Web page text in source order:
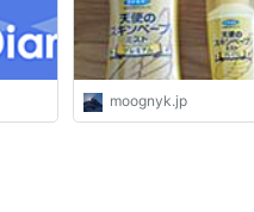
moognyk.jp